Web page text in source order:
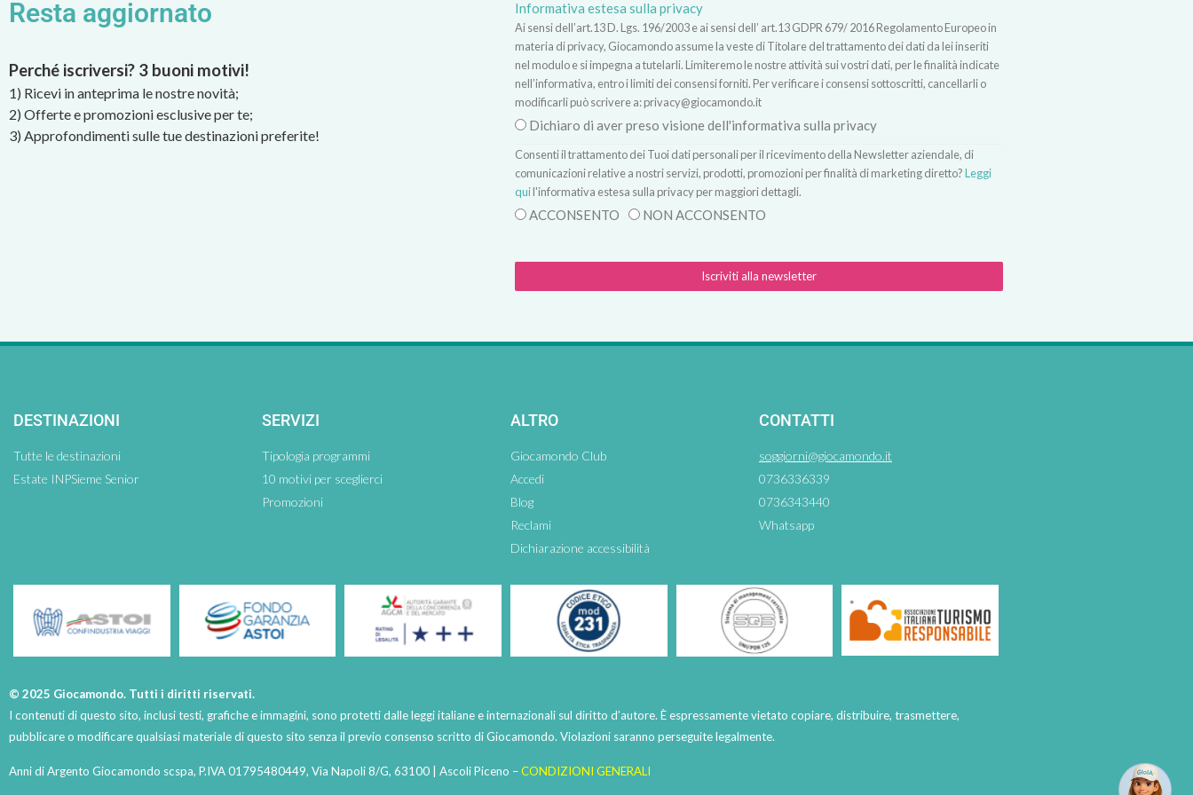
Resta aggiornato
Perché iscriversi? 3 buoni motivi!
1) Ricevi in anteprima le nostre novità;
2) Offerte e promozioni esclusive per te;
3) Approfondimenti sulle tue destinazioni preferite!
Informativa estesa sulla privacy
Ai sensi dell’art.13 D. Lgs. 196/2003 e ai sensi dell’ art.13 GDPR 679/ 2016 Regolamento Europeo in
materia di privacy, Giocamondo assume la veste di Titolare del trattamento dei dati da lei inseriti
nel modulo e si impegna a tutelarli. Limiteremo le nostre attività sui vostri dati, per le finalità indicate
nell’informativa, entro i limiti dei consensi forniti. Per verificare i consensi sottoscritti, cancellarli o
modificarli può scrivere a:privacy@giocamondo.it
Dichiaro di aver preso visione dell'informativa sulla privacy
Consenti il trattamento dei Tuoi dati personali per il ricevimento della Newsletter aziendale, di
comunicazioni relative a nostri servizi, prodotti, promozioni per finalità di marketing diretto?Leggi
quil'informativa estesa sulla privacy per maggiori dettagli.
ACCONSENTO NON ACCONSENTO
Iscriviti alla newsletter
DESTINAZIONI
Tutte le destinazioni
Estate INPSieme Senior
SERVIZI
Tipologia programmi
10 motivi per sceglierci
Promozioni
ALTRO
Giocamondo Club
Accedi
Blog
Reclami
Dichiarazione accessibilità
CONTATTI
soggiorni@giocamondo.it
0736336339
0736343440
Whatsapp
© 2025 Giocamondo. Tutti i diritti riservati.
I contenuti di questo sito, inclusi testi, grafiche e immagini, sono protetti dalle leggi italiane e internazionali sul diritto d’autore. È espressamente vietato copiare, distribuire, trasmettere,
pubblicare o modificare qualsiasi materiale di questo sito senza il previo consenso scritto di Giocamondo. Violazioni saranno perseguite legalmente.
Anni di Argento Giocamondo scspa, P.IVA 01795480449, Via Napoli 8/G, 63100 | Ascoli Piceno –CONDIZIONI GENERALI